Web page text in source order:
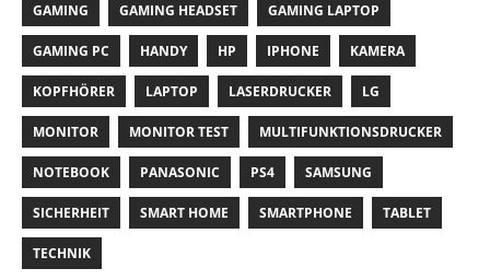
GAMING GAMING HEADSET GAMING LAPTOP
GAMING PC HANDY HP IPHONE KAMERA
KOPFHÖRER LAPTOP LASERDRUCKER LG
MONITOR MONITOR TEST MULTIFUNKTIONSDRUCKER
NOTEBOOK PANASONIC PS4 SAMSUNG
SICHERHEIT SMART HOME SMARTPHONE TABLET
TECHNIK